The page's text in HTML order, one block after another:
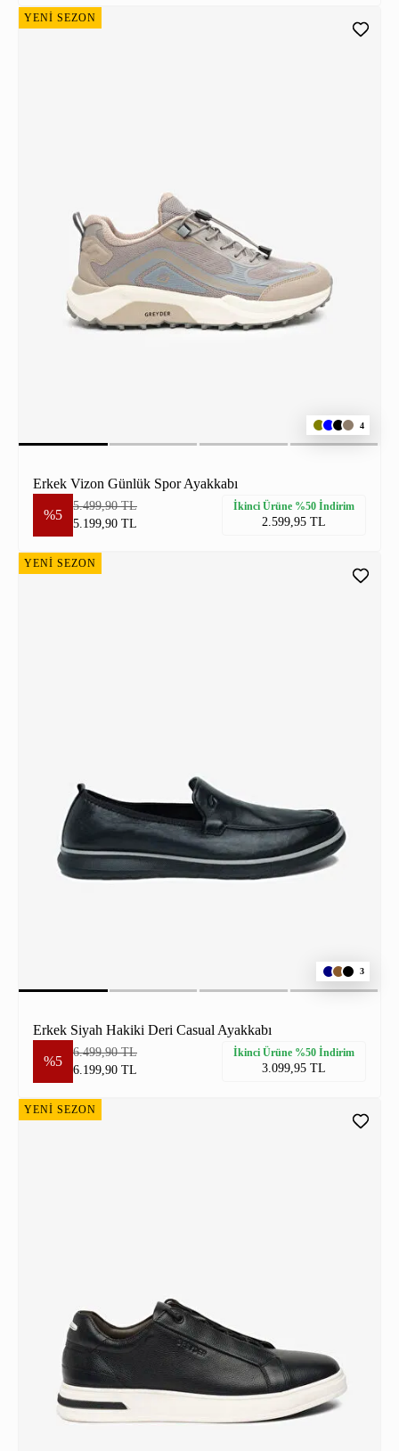
YENİ SEZON
4
Erkek Vizon Günlük Spor Ayakkabı
%5
5.499,90 TL
5.199,90 TL
İkinci Ürüne %50 İndirim
2.599,95 TL
YENİ SEZON
3
Erkek Siyah Hakiki Deri Casual Ayakkabı
%5
6.499,90 TL
6.199,90 TL
İkinci Ürüne %50 İndirim
3.099,95 TL
YENİ SEZON